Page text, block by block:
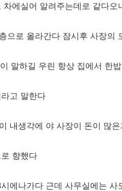
에실어 알려주는데로 같다오
으로 올라간다 잠시후 사장의
말하길 우린 항상 집에서 한
고 말한다
내생각에 야 사장이 돈이 많
향했다
에나가다 근데 사무실에는 사